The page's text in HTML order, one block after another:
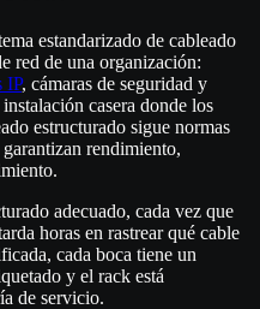
estandarizado de cableado
red de una organización:
IP, cámaras de seguridad y
casera donde los
estructurado sigue normas
rendimiento,
adecuado, cada vez que
horas en rastrear qué cable
cada boca tiene un
y el rack está
de servicio.